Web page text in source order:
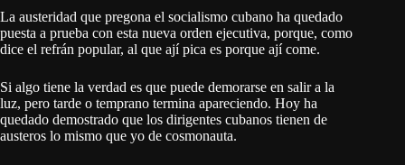
La austeridad que pregona el socialismo cubano ha quedado
puesta a prueba con esta nueva orden ejecutiva, porque, como
dice el refrán popular, al que ají pica es porque ají come.
Si algo tiene la verdad es que puede demorarse en salir a la
luz, pero tarde o temprano termina apareciendo. Hoy ha
quedado demostrado que los dirigentes cubanos tienen de
austeros lo mismo que yo de cosmonauta.